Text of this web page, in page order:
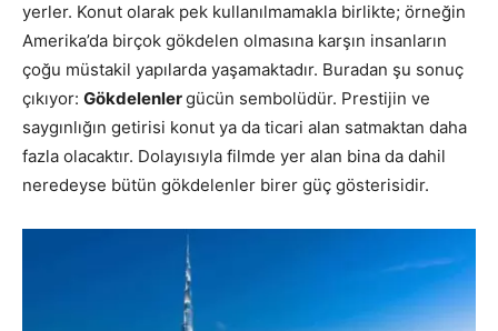
yerler. Konut olarak pek kullanılmamakla birlikte; örneğin
Amerika’da birçok gökdelen olmasına karşın insanların
çoğu müstakil yapılarda yaşamaktadır. Buradan şu sonuç
çıkıyor: Gökdelenlergücün sembolüdür. Prestijin ve
saygınlığın getirisi konut ya da ticari alan satmaktan daha
fazla olacaktır. Dolayısıyla filmde yer alan bina da dahil
neredeyse bütün gökdelenler birer güç gösterisidir.